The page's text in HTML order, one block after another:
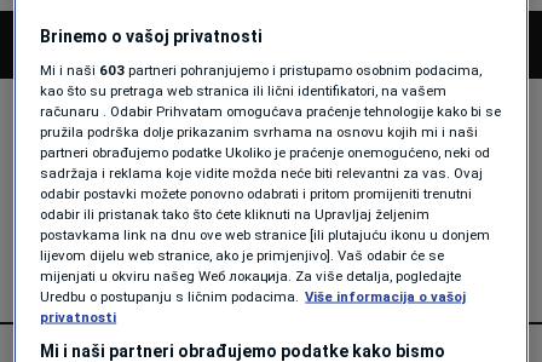
ISLAN
Brinemo o vašoj privatnosti
Mi i naši 603 partneri pohranjujemo i pristupamo osobnim podacima,
kao što su pretraga web stranica ili lični identifikatori, na vašem
računaru . Odabir Prihvatam omogućava praćenje tehnologije kako bi se
pružila podrška dolje prikazanim svrhama na osnovu kojih mi i naši
partneri obrađujemo podatke Ukoliko je praćenje onemogućeno, neki od
sadržaja i reklama koje vidite možda neće biti relevantni za vas. Ovaj
odabir postavki možete ponovno odabrati i pritom promijeniti trenutni
odabir ili pristanak tako što ćete kliknuti na Upravljaj željenim
postavkama link na dnu ove web stranice [ili plutajuću ikonu u donjem
lijevom dijelu web stranice, ako je primjenjivo]. Vaš odabir će se
mijenjati u okviru našeg Wеб локација. Za više detalja, pogledajte
Uredbu o postupanju s ličnim podacima.
Više informacija o vašoj
privatnosti
Mi i naši partneri obrađujemo podatke kako bismo